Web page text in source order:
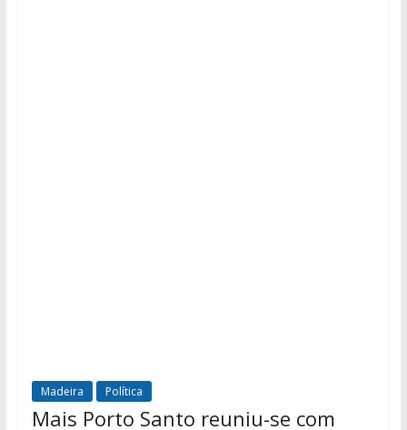
Madeira Política
Mais Porto Santo reuniu-se com